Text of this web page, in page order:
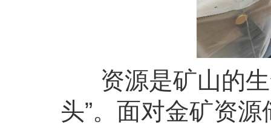
资源是矿山的生
头”。面对金矿资